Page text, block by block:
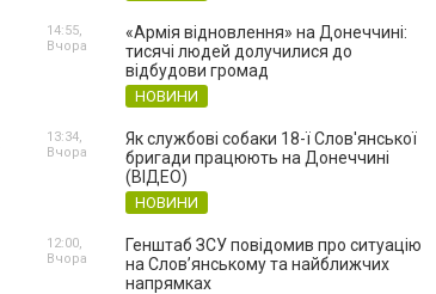
«Армія відновлення» на Донеччині:
тисячі людей долучилися до
відбудови громад
НОВИНИ
14:55,
Вчора
Як службові собаки 18-ї Слов'янської
бригади працюють на Донеччині
(ВІДЕО)
НОВИНИ
13:34,
Вчора
Генштаб ЗСУ повідомив про ситуацію
на Слов’янському та найближчих
напрямках
12:00,
Вчора